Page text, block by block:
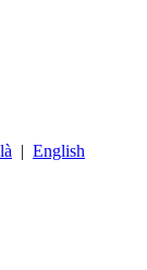
English